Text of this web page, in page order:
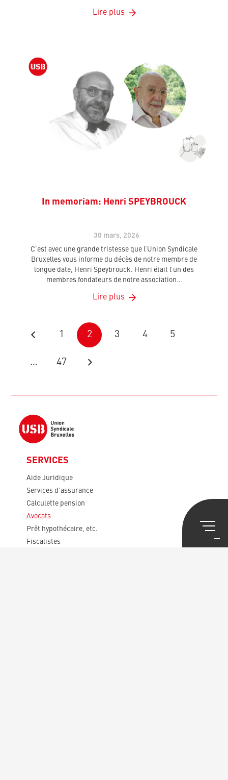
Lire plus
In memoriam: Henri SPEYBROUCK
30 mars, 2026
C’est avec une grande tristesse que l’Union Syndicale
Bruxelles vous informe du décès de notre membre de
longue date, Henri Speybrouck. Henri était l’un des
membres fondateurs de notre association…
Lire plus
1 2 3 4 5
… 47
SERVICES
Aide Juridique
Services d’assurance
Calculette pension
Avocats
Prêt hypothécaire, etc.
Fiscalistes